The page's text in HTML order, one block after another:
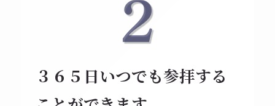
３６５日いつでも参拝する